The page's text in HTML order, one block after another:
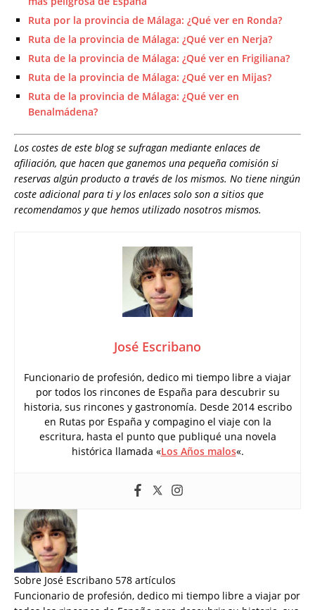
Ruta por la provincia de Málaga: ¿Qué ver en Ronda?
Ruta de la provincia de Málaga: ¿Qué ver en Nerja?
Ruta de la provincia de Málaga: ¿Qué ver en Frigiliana?
Ruta de la provincia de Málaga: ¿Qué ver en Mijas?
Ruta de la provincia de Málaga: ¿Qué ver en
Benalmádena?
Los costes de este blog se sufragan mediante enlaces de
afiliación, que hacen que ganemos una pequeña comisión si
reservas algún producto a través de los mismos. No tiene ningún
coste adicional para ti y los enlaces solo son a sitios que
recomendamos y que hemos utilizado nosotros mismos.
José Escribano
Funcionario de profesión, dedico mi tiempo libre a viajar
por todos los rincones de España para descubrir su
historia, sus rincones y gastronomía. Desde 2014 escribo
en Rutas por España y compagino el viaje con la
escritura, hasta el punto que publiqué una novela
histórica llamada «Los Años malos«.
Sobre José Escribano 578 artículos
Funcionario de profesión, dedico mi tiempo libre a viajar por